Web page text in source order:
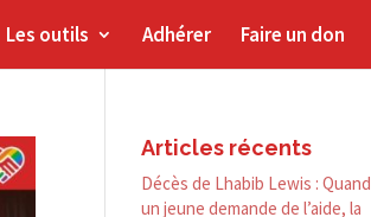
Les outils Adhérer Faire un don
Articles récents
Décès de Lhabib Lewis : Quand
un jeune demande de l’aide, la